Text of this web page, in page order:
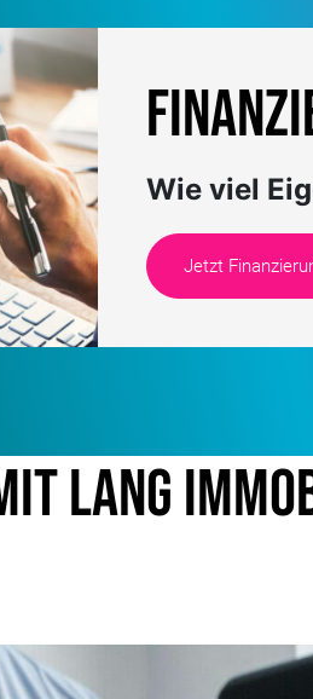
Wie viel
Jetzt
LANG